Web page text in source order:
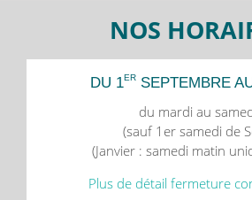
NOS
DU 1ER SEPTEMBRE
du mardi au
(sauf 1er samedi de
(Janvier : samedi matin
Plus de détail fermeture